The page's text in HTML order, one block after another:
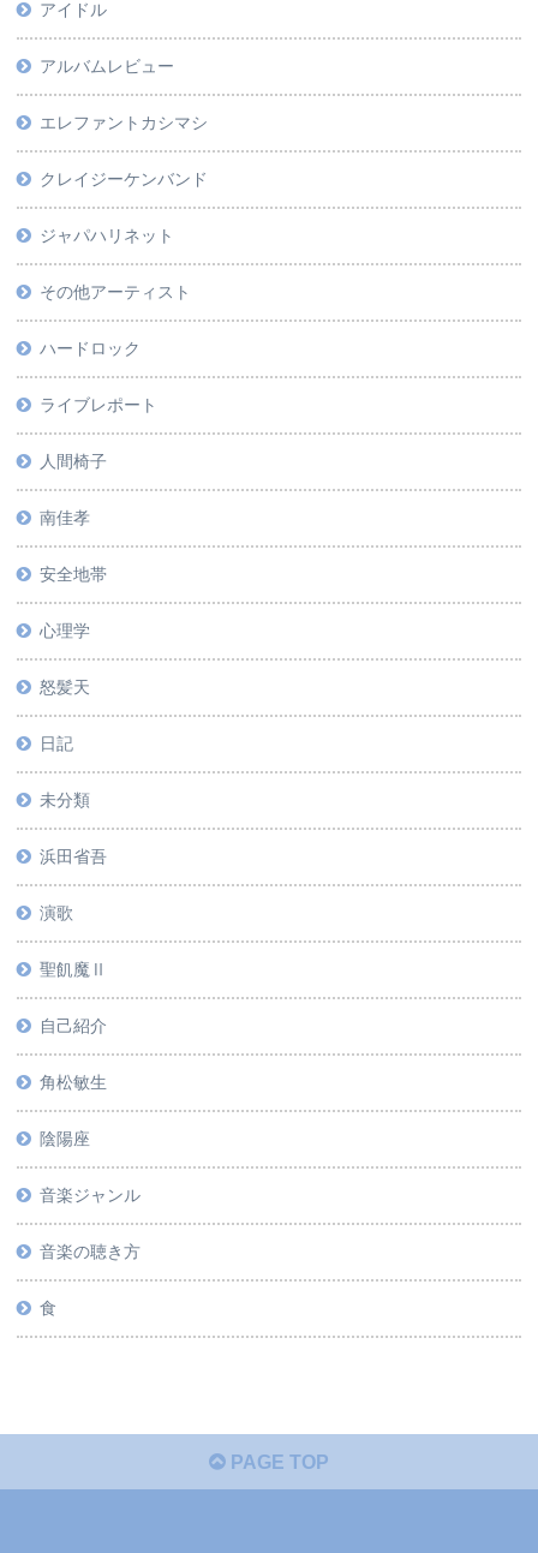
アイドル
アルバムレビュー
エレファントカシマシ
クレイジーケンバンド
ジャパハリネット
その他アーティスト
ハードロック
ライブレポート
人間椅子
南佳孝
安全地帯
心理学
怒髪天
日記
未分類
浜田省吾
演歌
聖飢魔Ⅱ
自己紹介
角松敏生
陰陽座
音楽ジャンル
音楽の聴き方
食
PAGE TOP